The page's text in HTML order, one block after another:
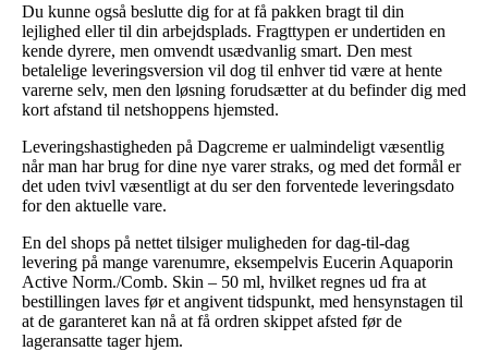
Du kunne også beslutte dig for at få pakken bragt til din
lejlighed eller til din arbejdsplads. Fragttypen er undertiden en
kende dyrere, men omvendt usædvanlig smart. Den mest
betalelige leveringsversion vil dog til enhver tid være at hente
varerne selv, men den løsning forudsætter at du befinder dig med
kort afstand til netshoppens hjemsted.
Leveringshastigheden på Dagcreme er ualmindeligt væsentlig
når man har brug for dine nye varer straks, og med det formål er
det uden tvivl væsentligt at du ser den forventede leveringsdato
for den aktuelle vare.
En del shops på nettet tilsiger muligheden for dag-til-dag
levering på mange varenumre, eksempelvis Eucerin Aquaporin
Active Norm./Comb. Skin – 50 ml, hvilket regnes ud fra at
bestillingen laves før et angivent tidspunkt, med hensynstagen til
at de garanteret kan nå at få ordren skippet afsted før de
lageransatte tager hjem.